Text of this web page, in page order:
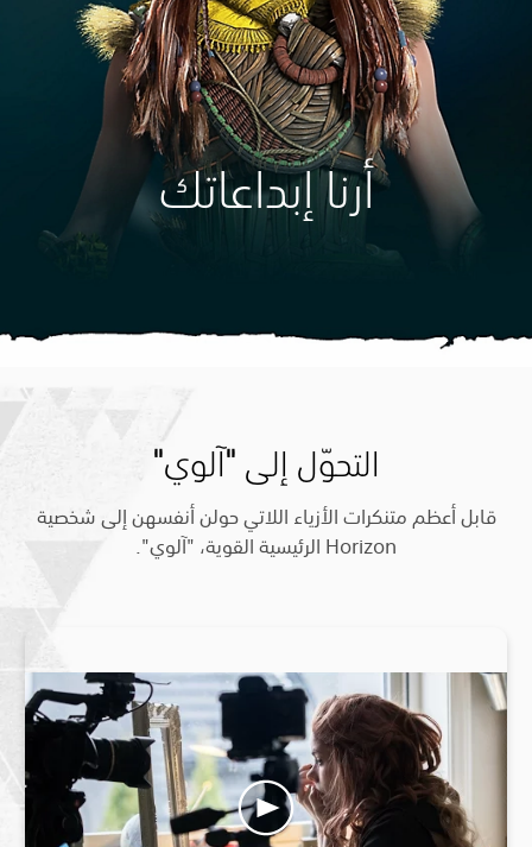
أرنا إبداعاتك
التحوّل إلى "آلوي"
قابل أعظم متنكرات الأزياء اللاتي حولن أنفسهن إلى شخصية
Horizon الرئيسية القوية، "آلوي".